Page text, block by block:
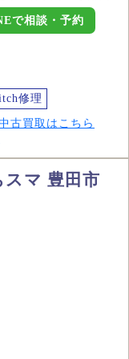
で相談・予約
修理
古買取はこちら
マ 豊田市